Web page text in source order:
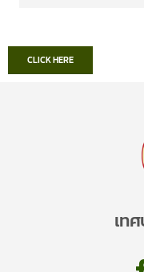
CLICK HERE
เท